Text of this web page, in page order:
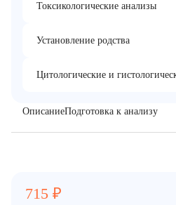
Токсикологические анализы
Установление родства
Цитологические и
ОписаниеПодготовка к анализу
715 ₽